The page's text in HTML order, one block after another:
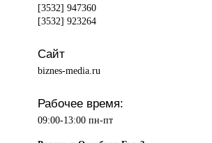
[3532] 947360
[3532] 923264
Сайт
biznes-media.ru
Рабочее время:
09:00-13:00 пн-пт